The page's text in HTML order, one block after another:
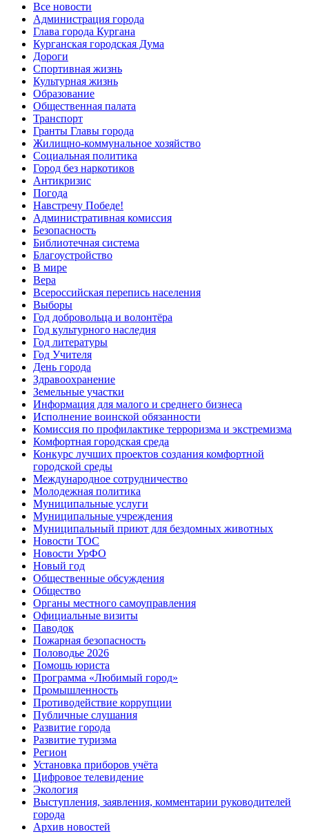
Все новости
Администрация города
Глава города Кургана
Курганская городская Дума
Дороги
Спортивная жизнь
Культурная жизнь
Образование
Общественная палата
Транспорт
Гранты Главы города
Жилищно-коммунальное хозяйство
Социальная политика
Город без наркотиков
Антикризис
Погода
Навстречу Победе!
Административная комиссия
Безопасность
Библиотечная система
Благоустройство
В мире
Вера
Всероссийская перепись населения
Выборы
Год добровольца и волонтёра
Год культурного наследия
Год литературы
Год Учителя
День города
Здравоохранение
Земельные участки
Информация для малого и среднего бизнеса
Исполнение воинской обязанности
Комиссия по профилактике терроризма и экстремизма
Комфортная городская среда
Конкурс лучших проектов создания комфортной
городской среды
Международное сотрудничество
Молодежная политика
Муниципальные услуги
Муниципальные учреждения
Муниципальный приют для бездомных животных
Новости ТОС
Новости УрФО
Новый год
Общественные обсуждения
Общество
Органы местного самоуправления
Официальные визиты
Паводок
Пожарная безопасность
Половодье 2026
Помощь юриста
Программа «Любимый город»
Промышленность
Противодействие коррупции
Публичные слушания
Развитие города
Развитие туризма
Регион
Установка приборов учёта
Цифровое телевидение
Экология
Выступления, заявления, комментарии руководителей
города
Архив новостей